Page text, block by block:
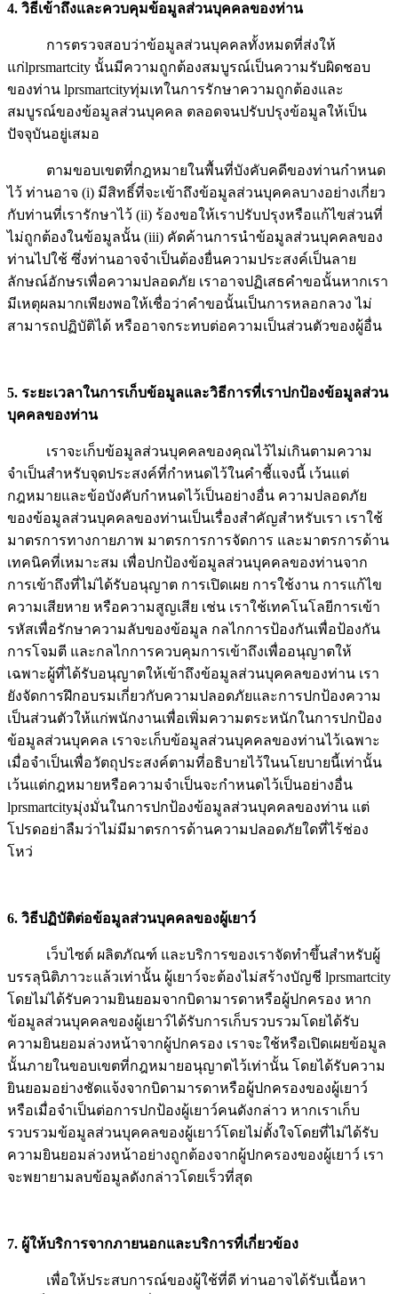
4. วิธีเข้าถึงและควบคุมข้อมูลส่วนบุคคลของท่าน
การตรวจสอบว่าข้อมูลส่วนบุคคลทั้งหมดที่ส่งให้
แก่lprsmartcity นั้นมีความถูกต้องสมบูรณ์เป็นความรับผิดชอบ
ของท่าน lprsmartcityทุ่มเทในการรักษาความถูกต้องและ
สมบูรณ์ของข้อมูลส่วนบุคคล ตลอดจนปรับปรุงข้อมูลให้เป็น
ปัจจุบันอยู่เสมอ
ตามขอบเขตที่กฎหมายในพื้นที่บังคับคดีของท่านกำหนด
ไว้ ท่านอาจ (i) มีสิทธิ์ที่จะเข้าถึงข้อมูลส่วนบุคคลบางอย่างเกี่ยว
กับท่านที่เรารักษาไว้ (ii) ร้องขอให้เราปรับปรุงหรือแก้ไขส่วนที่
ไม่ถูกต้องในข้อมูลนั้น (iii) คัดค้านการนำข้อมูลส่วนบุคคลของ
ท่านไปใช้ ซึ่งท่านอาจจำเป็นต้องยื่นความประสงค์เป็นลาย
ลักษณ์อักษรเพื่อความปลอดภัย เราอาจปฏิเสธคำขอนั้นหากเรา
มีเหตุผลมากเพียงพอให้เชื่อว่าคำขอนั้นเป็นการหลอกลวง ไม่
สามารถปฏิบัติได้ หรืออาจกระทบต่อความเป็นส่วนตัวของผู้อื่น
5. ระยะเวลาในการเก็บข้อมูลและวิธีการที่เราปกป้องข้อมูลส่วน
บุคคลของท่าน
เราจะเก็บข้อมูลส่วนบุคคลของคุณไว้ไม่เกินตามความ
จำเป็นสำหรับจุดประสงค์ที่กำหนดไว้ในคำชี้แจงนี้ เว้นแต่
กฎหมายและข้อบังคับกำหนดไว้เป็นอย่างอื่น ความปลอดภัย
ของข้อมูลส่วนบุคคลของท่านเป็นเรื่องสำคัญสำหรับเรา เราใช้
มาตรการทางกายภาพ มาตรการการจัดการ และมาตรการด้าน
เทคนิคที่เหมาะสม เพื่อปกป้องข้อมูลส่วนบุคคลของท่านจาก
การเข้าถึงที่ไม่ได้รับอนุญาต การเปิดเผย การใช้งาน การแก้ไข
ความเสียหาย หรือความสูญเสีย เช่น เราใช้เทคโนโลยีการเข้า
รหัสเพื่อรักษาความลับของข้อมูล กลไกการป้องกันเพื่อป้องกัน
การโจมตี และกลไกการควบคุมการเข้าถึงเพื่ออนุญาตให้
เฉพาะผู้ที่ได้รับอนุญาตให้เข้าถึงข้อมูลส่วนบุคคลของท่าน เรา
ยังจัดการฝึกอบรมเกี่ยวกับความปลอดภัยและการปกป้องความ
เป็นส่วนตัวให้แก่พนักงานเพื่อเพิ่มความตระหนักในการปกป้อง
ข้อมูลส่วนบุคคล เราจะเก็บข้อมูลส่วนบุคคลของท่านไว้เฉพาะ
เมื่อจำเป็นเพื่อวัตถุประสงค์ตามที่อธิบายไว้ในนโยบายนี้เท่านั้น
เว้นแต่กฎหมายหรือความจำเป็นจะกำหนดไว้เป็นอย่างอื่น
lprsmartcityมุ่งมั่นในการปกป้องข้อมูลส่วนบุคคลของท่าน แต่
โปรดอย่าลืมว่าไม่มีมาตรการด้านความปลอดภัยใดที่ไร้ช่อง
โหว่
6. วิธีปฏิบัติต่อข้อมูลส่วนบุคคลของผู้เยาว์
เว็บไซต์ ผลิตภัณฑ์ และบริการของเราจัดทำขึ้นสำหรับผู้
บรรลุนิติภาวะแล้วเท่านั้น ผู้เยาว์จะต้องไม่สร้างบัญชี lprsmartcity
โดยไม่ได้รับความยินยอมจากบิดามารดาหรือผู้ปกครอง หาก
ข้อมูลส่วนบุคคลของผู้เยาว์ได้รับการเก็บรวบรวมโดยได้รับ
ความยินยอมล่วงหน้าจากผู้ปกครอง เราจะใช้หรือเปิดเผยข้อมูล
นั้นภายในขอบเขตที่กฎหมายอนุญาตไว้เท่านั้น โดยได้รับความ
ยินยอมอย่างชัดแจ้งจากบิดามารดาหรือผู้ปกครองของผู้เยาว์
หรือเมื่อจำเป็นต่อการปกป้องผู้เยาว์คนดังกล่าว หากเราเก็บ
รวบรวมข้อมูลส่วนบุคคลของผู้เยาว์โดยไม่ตั้งใจโดยที่ไม่ได้รับ
ความยินยอมล่วงหน้าอย่างถูกต้องจากผู้ปกครองของผู้เยาว์ เรา
จะพยายามลบข้อมูลดังกล่าวโดยเร็วที่สุด
7. ผู้ให้บริการจากภายนอกและบริการที่เกี่ยวข้อง
เพื่อให้ประสบการณ์ของผู้ใช้ที่ดี ท่านอาจได้รับเนื้อหา